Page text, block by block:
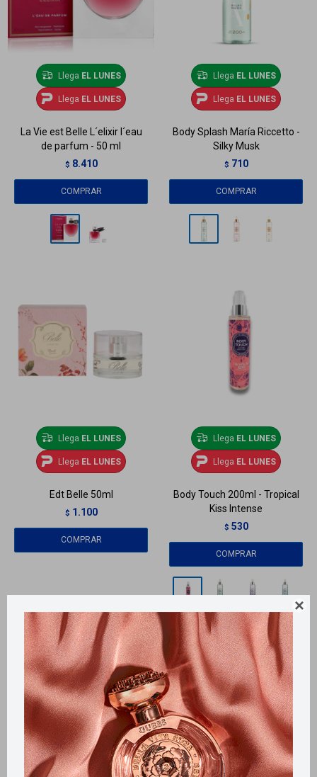

Llega EL LUNES
Llega EL LUNES
La Vie est Belle L´elixir l´eau
de parfum - 50 ml
$ 8.410
Llega EL LUNES
Llega EL LUNES
Body Splash María Riccetto -
Silky Musk
$ 710
Llega EL LUNES
Llega EL LUNES
Edt Belle 50ml
$ 1.100
Llega EL LUNES
Llega EL LUNES
Body Touch 200ml - Tropical
Kiss Intense
$ 530